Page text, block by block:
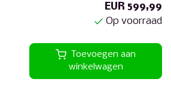
EUR 599,99
Op voorraad
Toevoegen aan
winkelwagen